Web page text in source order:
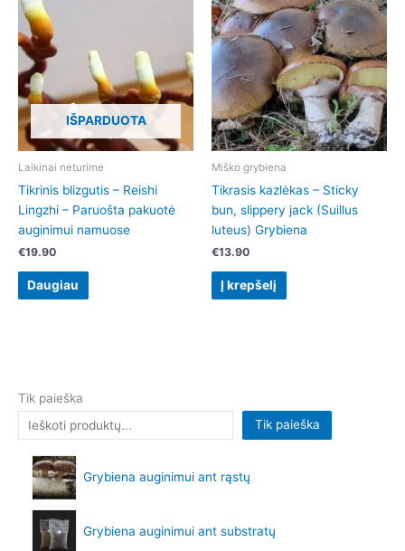
IŠPARDUOTA
Laikinai neturime
Tikrinis blizgutis – Reishi
Lingzhi – Paruošta pakuotė
auginimui namuose
€19.90
Daugiau
Miško grybiena
Tikrasis kazlėkas – Sticky
bun, slippery jack (Suillus
luteus) Grybiena
€13.90
Į krepšelį
Tik paieška
Tik paieška
Grybiena auginimui ant rąstų
Grybiena auginimui ant substratų